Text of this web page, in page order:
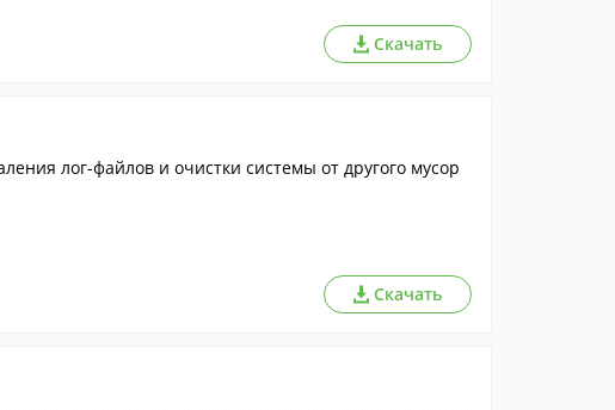
Скачать
лог-файлов и очистки системы от другого мусор
Скачать